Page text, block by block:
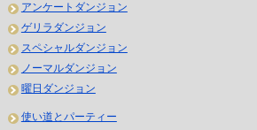
アンケートダンジョン
ゲリラダンジョン
スペシャルダンジョン
ノーマルダンジョン
曜日ダンジョン
使い道とパーティー